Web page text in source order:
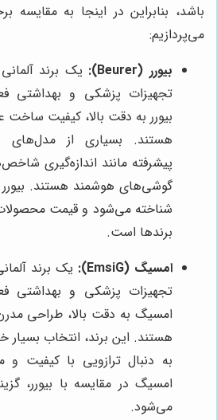
باشد، بنابراین در اینجا به مقایسه
می‌پردازیم:
بیورر (Beurer):
یک برند
تجهیزات پزشکی و بهداشتی
بیورر به دقت بالا، کیفیت ساخت
هستند. بسیاری از مدل‌های
پیشرفته مانند اندازه‌گیری
گوشی‌های هوشمند هستند.
شناخته می‌شود و قیمت محصولات
برندها است.
امسیگ (EmsiG):
یک برند
تجهیزات پزشکی و بهداشتی
امسیگ به دقت بالا، طراحی
هستند. این برند، انتخاب بسیار
به دنبال ترازویی با کیفیت
امسیگ در مقایسه با بیورر،
می‌شود.